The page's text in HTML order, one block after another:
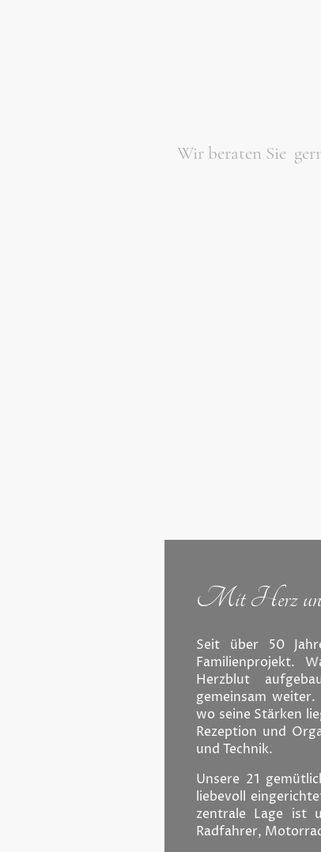
Wir beraten Sie
Mit Herz
Seit über 50
Familienprojekt.
Herzblut
gemeinsam
wo seine Stärken
Rezeption und
und Technik.
Unsere 21
liebevoll
zentrale Lage ist
Radfahrer,